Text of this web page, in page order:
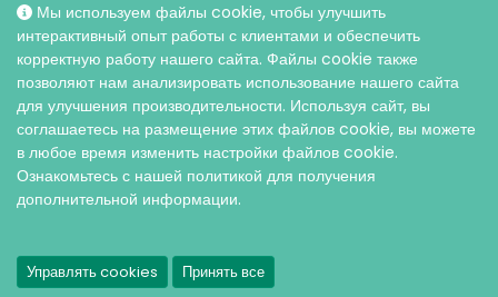
Мы используем файлы cookie, чтобы улучшить
интерактивный опыт работы с клиентами и обеспечить
корректную работу нашего сайта. Файлы cookie также
позволяют нам анализировать использование нашего сайта
для улучшения производительности. Используя сайт, вы
соглашаетесь на размещение этих файлов cookie, вы можете
в любое время изменить настройки файлов cookie.
Ознакомьтесь с нашей политикой для получения
дополнительной информации.
Управлять cookies Принять все
© AO ИНТЕРСЕДЖИКАЛ, 2026 |Защита персональных данных